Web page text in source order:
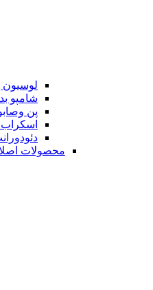
لوسیون
شامپو
پن
محصولات